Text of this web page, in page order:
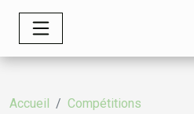
Accueil
Compétitions